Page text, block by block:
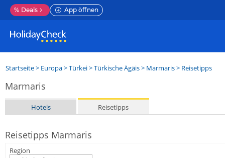
% Deals App öffnen
Startseite> Europa>Türkei>Türkische Ägäis> Marmaris> Reisetipps
Marmaris
Hotels Reisetipps
Reisetipps Marmaris
Region